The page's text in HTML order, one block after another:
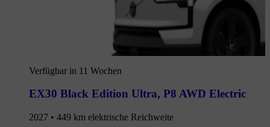
Verfügbar in 11 Wochen
EX30 Black Edition Ultra, P8 AWD Electric
2027 • 449 km elektrische Reichweite